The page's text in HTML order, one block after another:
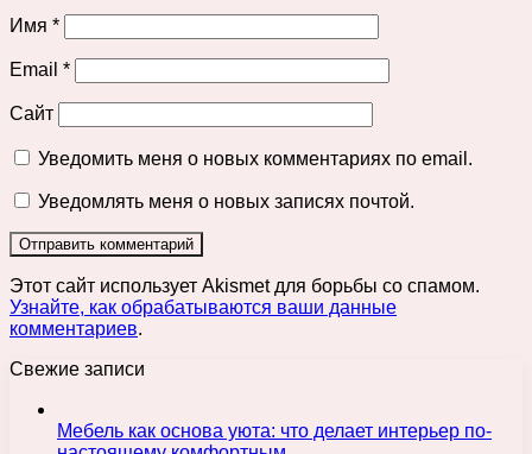
Имя *
Email *
Сайт
Уведомить меня о новых комментариях по email.
Уведомлять меня о новых записях почтой.
Этот сайт использует Akismet для борьбы со спамом.
Узнайте, как обрабатываются ваши данные
комментариев.
Свежие записи
Мебель как основа уюта: что делает интерьер по-